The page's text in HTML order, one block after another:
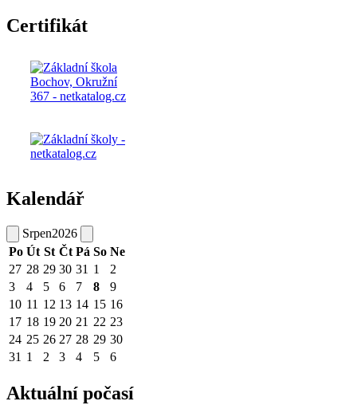
Certifikát
Kalendář
Srpen2026
Po Út St Čt Pá So Ne
27 28 29 30 31 1
2
3
4 5 6 7 8
9
10 11 12 13 14 15 16
17 18 19 20 21 22 23
24 25 26 27 28 29 30
31 1 2 3 4 5 6
Aktuální počasí